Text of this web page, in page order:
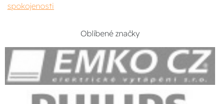
spokojenosti
Oblíbené značky